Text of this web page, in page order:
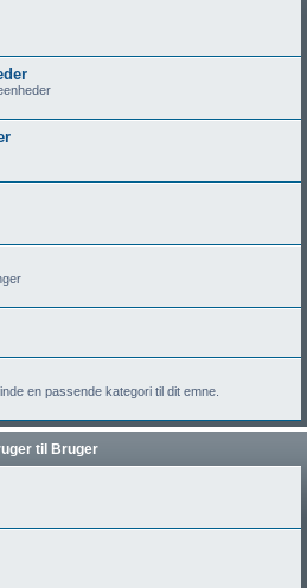
en passende kategori til dit emne.
til Bruger